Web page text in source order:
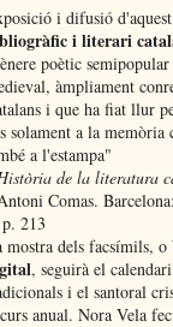
i difusió d'aquest
i literari
poètic
àmpliament
i que ha fiat llur
solament a la
a l'estampa"
de la literatura
Comas.
213
mostra dels facsímils, o
, seguirà el
i el santoral
anual. Nora Vela